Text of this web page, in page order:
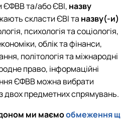
ЄФВВ та/або ЄВІ, назву
скласти ЄВІ та назву(-и)
психологія та соціологія,
облік та фінанси,
політологія та міжнародні
право, інформаційні
ЄФВВ можна вибрати
двох предметних спрямувань.
ми маємообмеження щ